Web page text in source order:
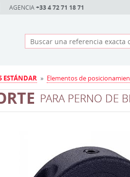
AGENCIA +33 4 72 71 18 71
ESTÁNDAR » Elementos de
PARA PERNO DE